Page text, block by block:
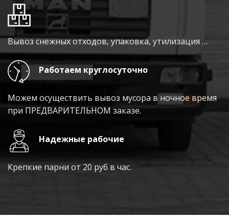
Вывоз снежных отходов, упаковка, утилизация …
Работаем круглосуточно
Можем осуществить вывоз мусора в ночное время
при ПРЕДВАРИТЕЛЬНОМ заказе.
Надежные рабочие
Крепкие парни от 20 руб в час.